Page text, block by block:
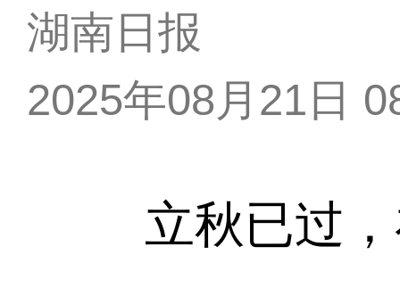
湖南日报
2025年08月21日
立秋已过，